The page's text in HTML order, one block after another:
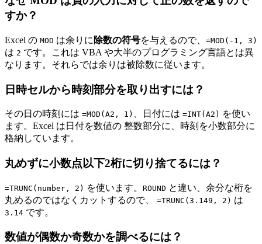
すか？
Excel の MOD は余りに 除数の符号を与えるので、 =MOD(-1, 3)
は 2 です。これは VBA や大半のプログラミング言語とは異
なります。それらでは余りは被除数に従います。
日時セルから時刻部分を取り出すには？
その日の時刻には =MOD(A2, 1) 、日付には =INT(A2) を使い
ます。Excel は日付を数値の 整数部分に、時刻を小数部分に
格納しています。
丸めずに小数点以下2桁に切り捨てるには？
=TRUNC(number, 2) を使います。 ROUND と違い、余分な桁を
丸めるのではなくカットするので、 =TRUNC(3.149, 2) は
3.14 です。
数値が偶数か奇数かを調べるには？